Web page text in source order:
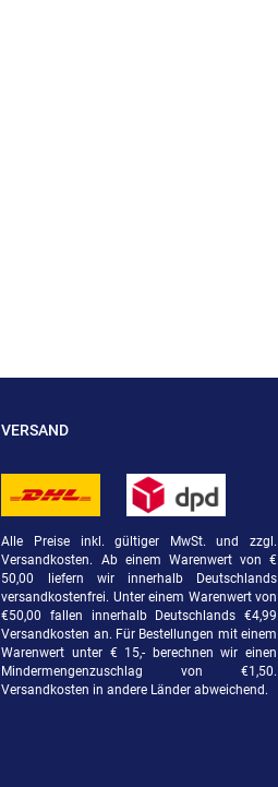
VERSAND
Alle Preise inkl. gültiger MwSt. und zzgl.
Versandkosten. Ab einem Warenwert von €
50,00 liefern wir innerhalb Deutschlands
versandkostenfrei. Unter einem Warenwert von
€50,00 fallen innerhalb Deutschlands €4,99
Versandkosten an. Für Bestellungen mit einem
Warenwert unter € 15,- berechnen wir einen
Mindermengenzuschlag von €1,50.
Versandkosten in andere Länder abweichend.